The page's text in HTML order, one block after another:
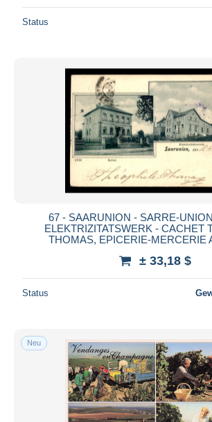
Status
67 - SAARUNION - SARRE-
ELEKTRIZITATSWERK - CACHET
THOMAS, EPICERIE-MERCERIE
± 33,18 $
Status
Neu